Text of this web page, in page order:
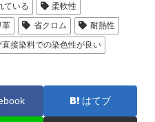
ている
柔軟性
革 省クロム
耐熱性
直接染料での染色性が良い
はてブ